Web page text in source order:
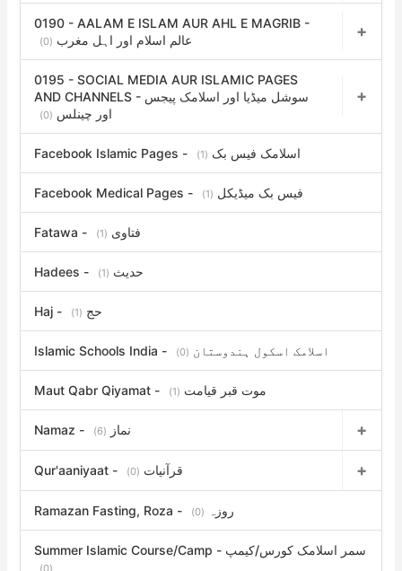
0190 - AALAM E ISLAM AUR AHL E MAGRIB -
عالم اسلام اور اہل مغرب (0)
0195 - SOCIAL MEDIA AUR ISLAMIC PAGES
AND CHANNELS - سوشل میڈیا اور اسلامک پیجس
اور چینلس (0)
Facebook Islamic Pages - اسلامک فیس بک (1)
Facebook Medical Pages - فیس بک میڈیکل (1)
Fatawa - فتاوی (1)
Hadees - حدیث (1)
Haj - حج (1)
Islamic Schools India - اسلامک اسکول ہندوستان (0)
Maut Qabr Qiyamat - موت قبر قیامت (1)
Namaz - نماز (6)
Qur'aaniyaat - قرآنیات (0)
Ramazan Fasting, Roza - روزہ (0)
Summer Islamic Course/Camp - سمر اسلامک کورس/کیمپ
(0)